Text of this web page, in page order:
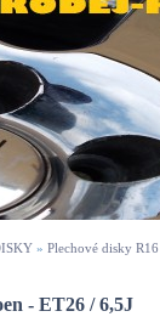
» Plechové disky
- ET26 / 6,5J